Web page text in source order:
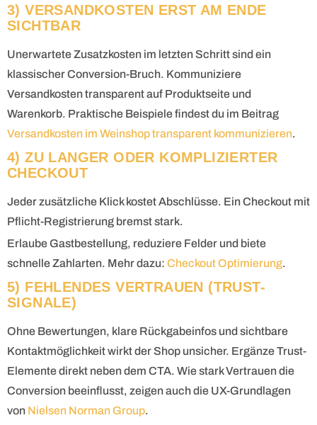
3) VERSANDKOSTEN ERST AM ENDE
SICHTBAR
Unerwartete Zusatzkosten im letzten Schritt sind ein
klassischer Conversion-Bruch. Kommuniziere
Versandkosten transparent auf Produktseite und
Warenkorb. Praktische Beispiele findest du im Beitrag
Versandkosten im Weinshop transparent kommunizieren.
4) ZU LANGER ODER KOMPLIZIERTER
CHECKOUT
Jeder zusätzliche Klick kostet Abschlüsse. Ein Checkout mit
Pflicht-Registrierung bremst stark.
Erlaube Gastbestellung, reduziere Felder und biete
schnelle Zahlarten. Mehr dazu: Checkout Optimierung.
5) FEHLENDES VERTRAUEN (TRUST-
SIGNALE)
Ohne Bewertungen, klare Rückgabeinfos und sichtbare
Kontaktmöglichkeit wirkt der Shop unsicher. Ergänze Trust-
Elemente direkt neben dem CTA. Wie stark Vertrauen die
Conversion beeinflusst, zeigen auch die UX-Grundlagen
von Nielsen Norman Group.